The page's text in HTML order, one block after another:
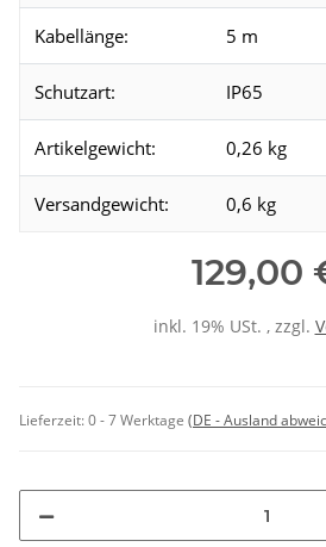
Kabellänge: 5 m
Schutzart: IP65
Artikelgewicht: 0,26 kg
Versandgewicht: 0,6 kg
129,00
inkl. 19% USt. , zzgl.
Lieferzeit:0 - 7 Werktage (DE - Ausland